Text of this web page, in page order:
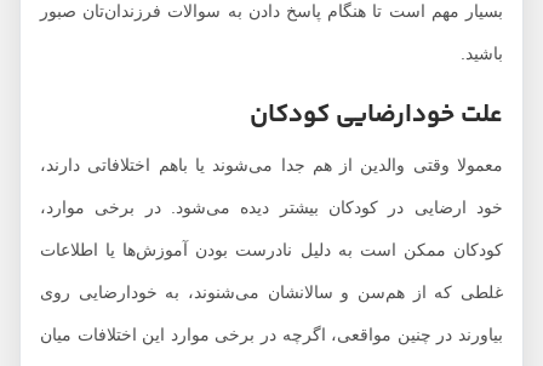
بسیار مهم است تا هنگام پاسخ دادن به سوالات فرزندان‌تان صبور
باشید.
علت خودارضایی کودکان
معمولا وقتی والدین از هم جدا می‌شوند یا باهم اختلافاتی دارند،
خود ارضایی در کودکان بیشتر دیده می‌شود. در برخی موارد،
کودکان ممکن است به دلیل نادرست بودن آموزش‌ها یا اطلاعات
غلطی که از هم‌سن و سالانشان می‌شنوند، به خودارضایی روی
بیاورند در چنین مواقعی، اگرچه در برخی موارد این اختلافات میان